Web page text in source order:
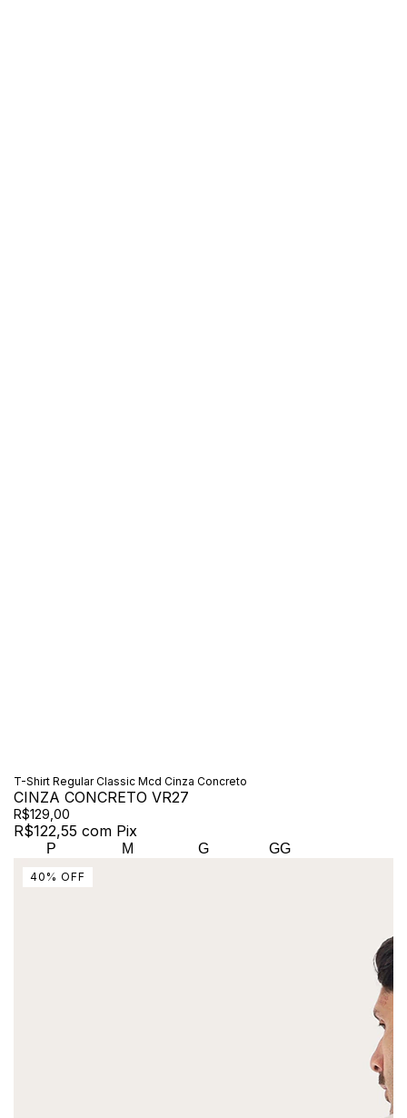
T-Shirt Regular Classic Mcd Cinza Concreto
CINZA CONCRETO VR27
R$129,00
R$122,55 com Pix
P M G GG
40 % OFF